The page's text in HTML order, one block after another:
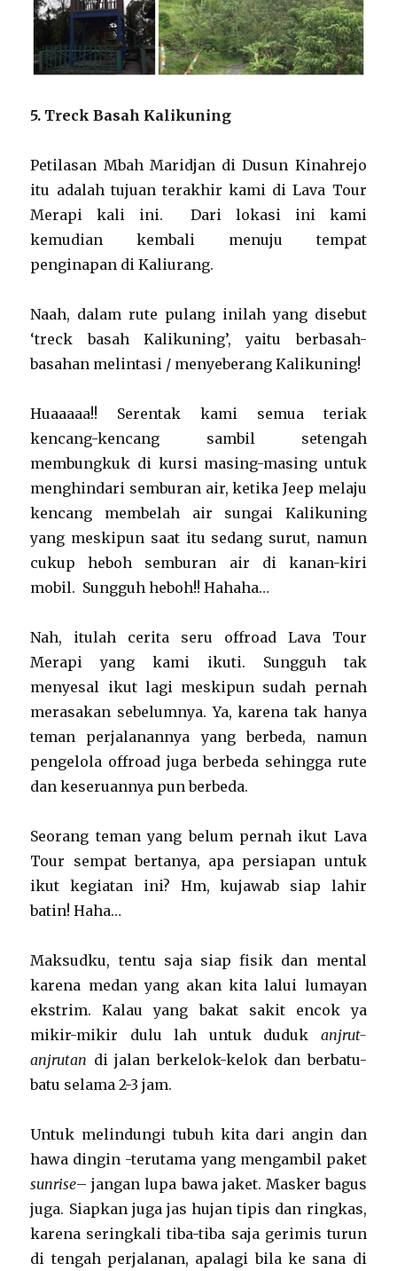
5. TreckBasah Kalikuning
Petilasan Mbah Maridjan di Dusun Kinahrejo
itu adalah tujuan terakhir kami di Lava Tour
Merapi kali ini. Dari lokasi ini kami
kemudian kembali menuju tempat
penginapan di Kaliurang.
Naah, dalam rute pulang inilah yang disebut
‘treck basah Kalikuning’, yaitu berbasah-
basahan melintasi / menyeberang Kalikuning!
Huaaaaa!! Serentak kami semua teriak
kencang-kencang sambil setengah
membungkuk di kursi masing-masing untuk
menghindari semburan air, ketika Jeep melaju
kencang membelah air sungai Kalikuning
yang meskipun saat itu sedang surut, namun
cukup heboh semburan air di kanan-kiri
mobil. Sungguh heboh!! Hahaha…
Nah, itulah cerita seru offroad Lava Tour
Merapi yang kami ikuti. Sungguh tak
menyesal ikut lagi meskipun sudah pernah
merasakan sebelumnya. Ya, karena tak hanya
teman perjalanannya yang berbeda, namun
pengelola offroad juga berbeda sehingga rute
dan keseruannya pun berbeda.
Seorang teman yang belum pernah ikut Lava
Tour sempat bertanya, apa persiapan untuk
ikut kegiatan ini? Hm, kujawab siap lahir
batin! Haha…
Maksudku, tentu saja siap fisik dan mental
karena medan yang akan kita lalui lumayan
ekstrim. Kalau yang bakat sakit encok ya
mikir-mikir dulu lah untuk duduk anjrut-
anjrutan di jalan berkelok-kelok dan berbatu-
batu selama 2-3 jam.
Untuk melindungi tubuh kita dari angin dan
hawa dingin -terutama yang mengambil paket
sunrise– jangan lupa bawa jaket. Masker bagus
juga. Siapkan juga jas hujan tipis dan ringkas,
karena seringkali tiba-tiba saja gerimis turun
di tengah perjalanan, apalagi bila ke sana di